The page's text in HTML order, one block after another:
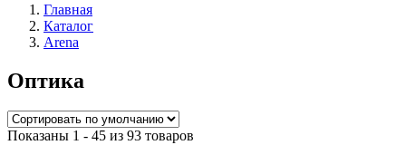
Главная
Каталог
Arena
Оптика
Показаны 1 - 45 из 93 товаров